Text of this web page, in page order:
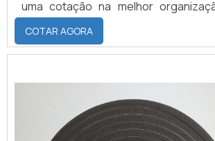
uma cotação na melhor
ramo e descobrindo a maior
qualidade da área de
busca é por fita de espuma para
que não desbotam ou
SOBRE FITA DE ESPUMA P...
COTAR AGORA